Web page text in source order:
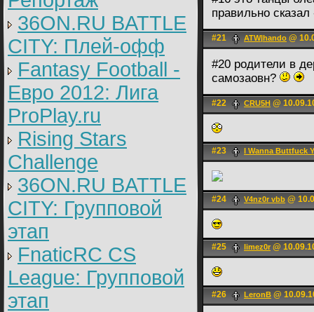
36ON.RU BATTLE
CITY: Плей-офф
Fantasy Football -
Евро 2012: Лига
ProPlay.ru
Rising Stars
Challenge
36ON.RU BATTLE
CITY: Групповой
этап
FnaticRC CS
League: Групповой
этап
правильно
#21 ATW|hando @
#20 родители в
самозаовн?
#22 CRU5H @
#23 I Wanna Buttfuck
#24 V4nz0r vbb @
#25 limez0r @
#26 LerоnB @